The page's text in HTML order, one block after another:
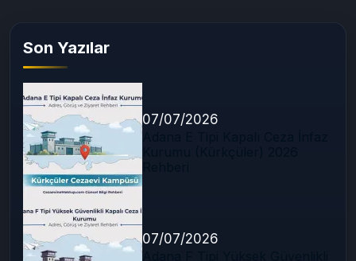
Son Yazılar
07/07/2026
07/07/2026